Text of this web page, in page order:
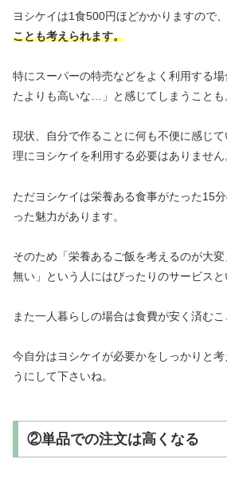
ヨシケイは1食500円ほどかかりますので、
ことも考えられます。
特にスーパーの特売などをよく利用する
たよりも高いな…」と感じてしまうことも
現状、自分で作ることに何も不便に感じ
理にヨシケイを利用する必要はありません
ただヨシケイは栄養ある食事がたった15
った魅力があります。
そのため「栄養あるご飯を考えるのが大
無い」という人にはぴったりのサービスと
また一人暮らしの場合は食費が安く済むこ
今自分はヨシケイが必要かをしっかりと
うにして下さいね。
②単品での注文は高くなる